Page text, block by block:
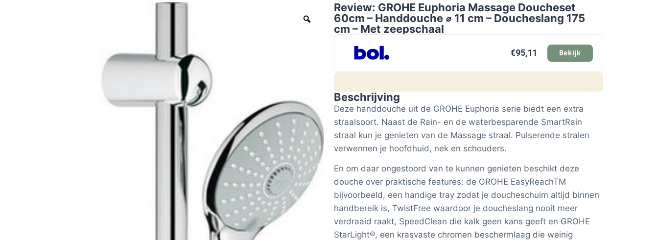
Review: GROHE Euphoria Massage Doucheset
60cm – Handdouche ⌀ 11 cm – Doucheslang 175
cm – Met zeepschaal
€95,11 Bekijk
Beschrijving
Deze handdouche uit de GROHE Euphoria serie biedt een extra
straalsoort. Naast de Rain- en de waterbesparende SmartRain
straal kun je genieten van de Massage straal. Pulserende stralen
verwennen je hoofdhuid, nek en schouders.
En om daar ongestoord van te kunnen genieten beschikt deze
douche over praktische features: de GROHE EasyReachTM
bijvoorbeeld, een handige tray zodat je doucheschuim altijd binnen
handbereik is, TwistFree waardoor je doucheslang nooit meer
verdraaid raakt, SpeedClean die kalk geen kans geeft en GROHE
StarLight®, een krasvaste chromen beschermlaag die weinig